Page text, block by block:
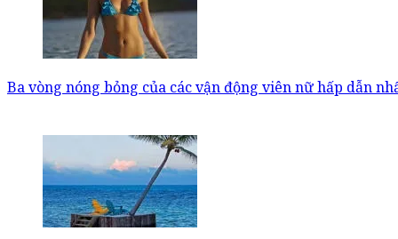
Ba vòng nóng bỏng của các vận động viên nữ hấp dẫn